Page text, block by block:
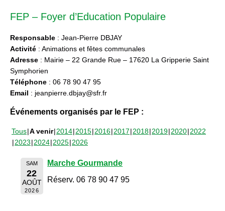
FEP – Foyer d’Education Populaire
Responsable : Jean-Pierre DBJAY
Activité : Animations et fêtes communales
Adresse : Mairie – 22 Grande Rue – 17620 La Gripperie Saint
Symphorien
Téléphone : 06 78 90 47 95
Email : jeanpierre.dbjay@sfr.fr
Événements organisés par le FEP :
Tous A venir 2014 2015 2016 2017 2018 2019 2020 2022
2023 2024 2025 2026
SAM
22
AOÛT
2026
Marche Gourmande
Réserv. 06 78 90 47 95